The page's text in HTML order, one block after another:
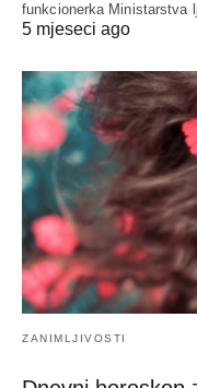
funkcionerka Ministarstva
5 mjeseci ago
ZANIMLJIVOSTI